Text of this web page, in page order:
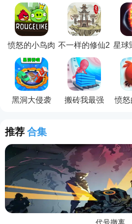
愤怒的小鸟肉
鸽版
(AngryBirds
rougelike)
不一样的修仙2 星球
器
黑洞大侵袭
搬砖我最强
愤怒
推荐 合集